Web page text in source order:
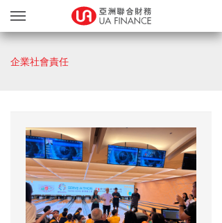
貸款服務
貸款確認
網上遞交文件
關於我們
親身辦理
Blog
企業社會責任